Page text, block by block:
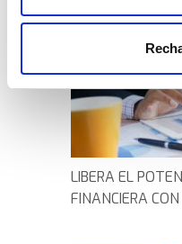
LIBERA EL
FINANCIERA